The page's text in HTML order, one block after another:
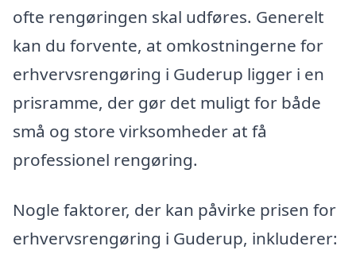
ofte rengøringen skal udføres. Generelt
kan du forvente, at omkostningerne for
erhvervsrengøring i Guderup ligger i en
prisramme, der gør det muligt for både
små og store virksomheder at få
professionel rengøring.
Nogle faktorer, der kan påvirke prisen for
erhvervsrengøring i Guderup, inkluderer: